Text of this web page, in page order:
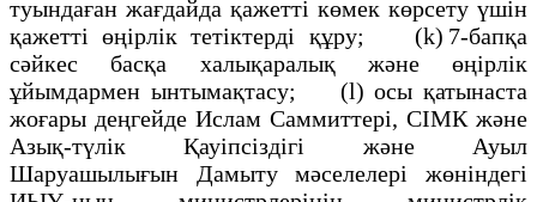
туындаған жағдайда қажетті көмек көрсету үшін
қажетті өңірлік тетіктерді құру; (k) 7-бапқа
сәйкес басқа халықаралық және өңірлік
ұйымдармен ынтымақтасу; (l) осы қатынаста
жоғары деңгейде Ислам Саммиттері, СІМК және
Азық-түлік Қауіпсіздігі және Ауыл
Шаруашылығын Дамыту мәселелері жөніндегі